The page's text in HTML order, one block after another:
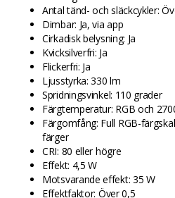
Antal tänd- och släckcykler:
Dimbar: Ja, via app
Cirkadisk belysning: Ja
Kvicksilverfri: Ja
Flickerfri: Ja
Ljusstyrka: 330 lm
Spridningsvinkel: 110 grader
Färgtemperatur: RGB och
Färgomfång: Full RGB-
färger
CRI: 80 eller högre
Effekt: 4,5 W
Motsvarande effekt: 35 W
Effektfaktor: Över 0,5